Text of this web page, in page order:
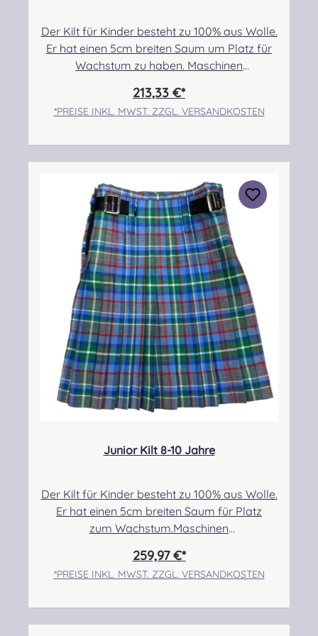
Der Kilt für Kinder besteht zu 100% aus Wolle.
Er hat einen 5cm breiten Saum um Platz für
Wachstum zu haben. Maschinen
55,88cm-60,96cmHüfte: 63,50cm-
68,58cmLänge max.: 43,18cm+5,08cm
Works North Street Forfar Scotland DD8
3BN Kontakt:
info@strathmorewoollen.co.uk Verantwortlic
he Person: Nieswiec & Zeh Easy Piping &
Drumming Gbr, Gabelsbergerstraße 27,
32425 Minden Kontakt:
kontakt@easypipinganddrumming.com
213,33 €*
*PREISE INKL. MWST. ZZGL. VERSANDKOSTEN
Junior Kilt 8-10 Jahre
Der Kilt für Kinder besteht zu 100% aus Wolle.
Er hat einen 5cm breiten Saum für Platz
zum Wachstum.Maschinen
63,50cm-71,12cmHüfte: 73,66cm-
78,74cmLänge max.: 50,80cm+5,08cm Saum
259,97 €*
*PREISE INKL. MWST. ZZGL. VERSANDKOSTEN